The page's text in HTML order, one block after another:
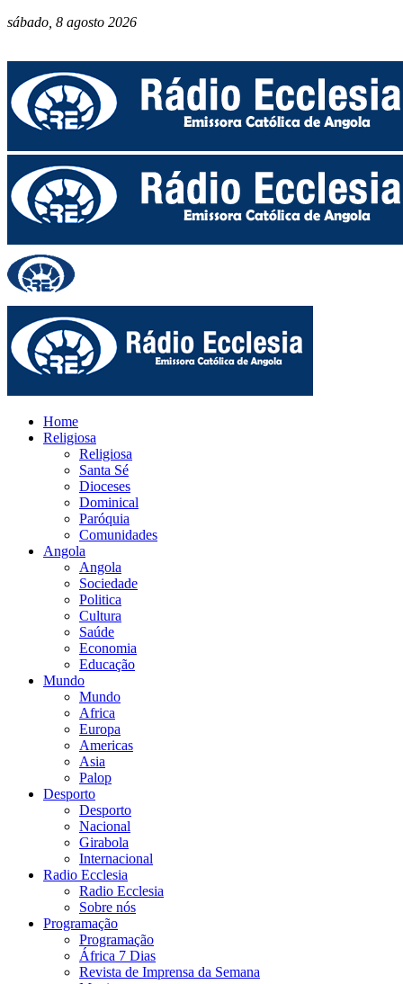
sábado, 8 agosto 2026
Home
Religiosa
Religiosa
Santa Sé
Dioceses
Dominical
Paróquia
Comunidades
Angola
Angola
Sociedade
Politica
Cultura
Saúde
Economia
Educação
Mundo
Mundo
Africa
Europa
Americas
Asia
Palop
Desporto
Desporto
Nacional
Girabola
Internacional
Radio Ecclesia
Radio Ecclesia
Sobre nós
Programação
Programação
África 7 Dias
Revista de Imprensa da Semana